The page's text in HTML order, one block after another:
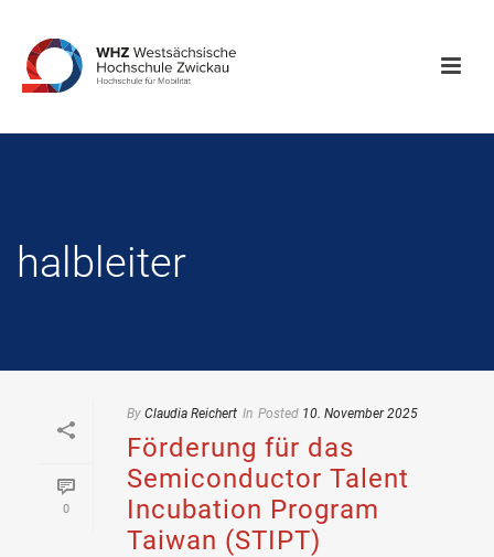
halbleiter
0
By Claudia Reichert In Posted 10. November 2025
Förderung für das
Semiconductor Talent
Incubation Program
Taiwan (STIPT)